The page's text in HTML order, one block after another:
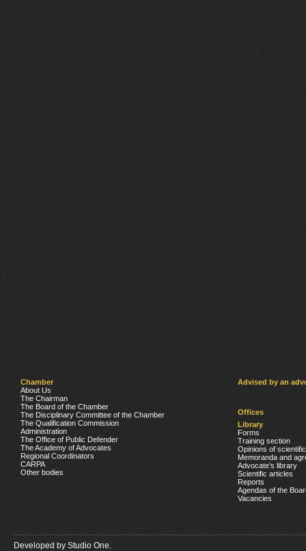
Chamber
About Us
The Chairman
The Board of the Chamber
The Disciplinary Committee of the Chamber
The Qualification Commission
Administration
The Office of Public Defender
The Academy of Advocates
Regional Coordinators
CARPA
Other bodies
Advised by an
Offices
Library
Forms
Training section
Opinions of
Memoranda and
Advocate’s library
Scientific articles
Reports
Agendas of the
Vacancies
Developed by Studio One.